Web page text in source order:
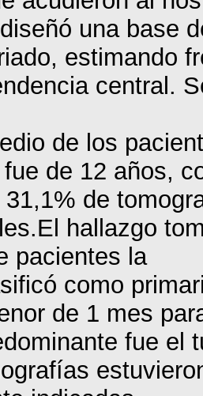
una base
estimando
central.
de los
de 12 años,
de
hallazgo
pacientes la
como
de 1 mes
fue el